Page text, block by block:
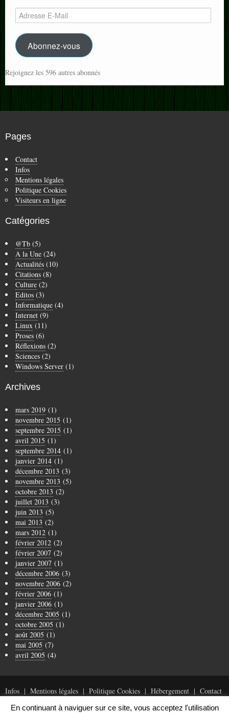
Adresse
E-
Mail
Abonnez-vous
Rejoignez les 596 autres abonnés
Pages
Contact
Infos
Mentions légales
Politique Cookies
Visiteurs en ligne
Catégories
@Tb (5)
A la Une (24)
Actualités (10)
Citations (8)
Culture (2)
Editos (3)
Informatique (4)
Internet (9)
Linux (11)
Proses (6)
Réflexions (2)
Sciences (2)
Windows Server (1)
Archives
mars 2019 (1)
novembre 2015 (1)
septembre 2015 (1)
avril 2015 (1)
septembre 2014 (1)
janvier 2014 (1)
décembre 2013 (3)
novembre 2013 (5)
octobre 2013 (2)
juillet 2013 (3)
juin 2013 (5)
mai 2013 (2)
mars 2012 (1)
février 2012 (2)
février 2007 (2)
janvier 2007 (1)
décembre 2006 (3)
novembre 2006 (2)
février 2006 (1)
janvier 2006 (1)
décembre 2005 (1)
octobre 2005 (1)
août 2005 (1)
mai 2005 (7)
avril 2005 (4)
Infos Mentions légales Politique Cookies Hébergement Contact
En continuant à naviguer sur ce site, vous acceptez l'utilisation